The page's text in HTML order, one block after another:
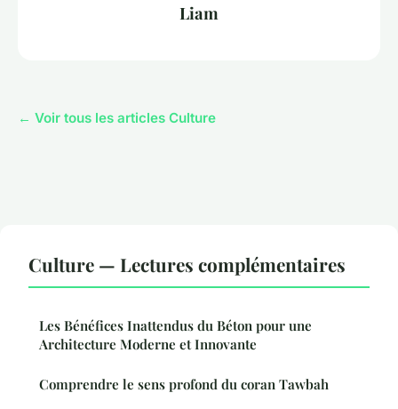
Liam
← Voir tous les articles Culture
Culture — Lectures complémentaires
Les Bénéfices Inattendus du Béton pour une
Architecture Moderne et Innovante
Comprendre le sens profond du coran Tawbah